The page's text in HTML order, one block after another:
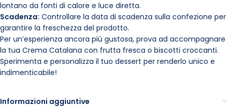
lontano da fonti di calore e luce diretta.
Scadenza: Controllare la data di scadenza sulla confezione per
garantire la freschezza del prodotto.
Per un’esperienza ancora più gustosa, prova ad accompagnare
la tua Crema Catalana con frutta fresca o biscotti croccanti.
Sperimenta e personalizza il tuo dessert per renderlo unico e
indimenticabile!
Informazioni aggiuntive